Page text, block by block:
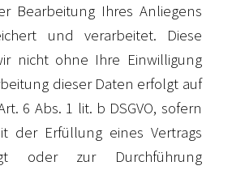
Bearbeitung Ihres Anliegens
und verarbeitet. Diese
nicht ohne Ihre Einwilligung
dieser Daten erfolgt auf
6 Abs. 1 lit. b DSGVO, sofern
der Erfüllung eines Vertrags
oder zur Durchführung